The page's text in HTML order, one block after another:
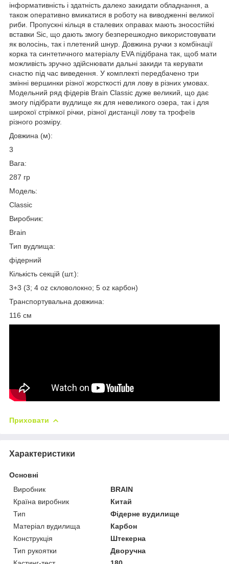
інформативність і здатність далеко закидати обладнання, а
також оперативно вмикатися в роботу на виводженні великої
риби. Пропускні кільця в сталевих оправах мають зносостійкі
вставки Sic, що дають змогу безперешкодно використовувати
як волосінь, так і плетений шнур. Довжина ручки з комбінації
корка та синтетичного матеріалу EVA підібрана так, щоб мати
можливість зручно здійснювати дальні закиди та керувати
снастю під час виведення. У комплекті передбачено три
змінні вершинки різної жорсткості для лову в різних умовах.
Модельний ряд фідерів Brain Classic дуже великий, що дає
змогу підібрати вудлище як для невеликого озера, так і для
широкої стрімкої річки, різної дистанції лову та трофеїв
різного розміру.
Довжина (м):
3
Вага:
287 гр
Модель:
Classic
Виробник:
Brain
Тип вудлища:
фідерний
Кількість секцій (шт.):
3+3 (3; 4 oz скловолокно; 5 oz карбон)
Транспортувальна довжина:
116 см
Приховати
Характеристики
Основні
Виробник
BRAIN
Країна виробник
Китай
Тип
Фідерне вудилище
Матеріал вудилища
Карбон
Конструкція
Штекерна
Тип рукоятки
Дворучна